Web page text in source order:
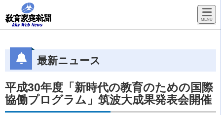
最新ニュース
平成30年度「新時代の教育のための国際
協働プログラム」筑波大成果発表会開催